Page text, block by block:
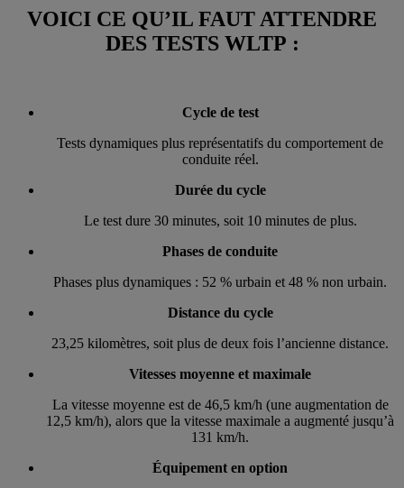
VOICI CE QU’IL FAUT ATTENDRE
DES TESTS WLTP :
Cycle de test
Tests dynamiques plus représentatifs du comportement de
conduite réel.
Durée du cycle
Le test dure 30 minutes, soit 10 minutes de plus.
Phases de conduite
Phases plus dynamiques : 52 % urbain et 48 % non urbain.
Distance du cycle
23,25 kilomètres, soit plus de deux fois l’ancienne distance.
Vitesses moyenne et maximale
La vitesse moyenne est de 46,5 km/h (une augmentation de
12,5 km/h), alors que la vitesse maximale a augmenté jusqu’à
131 km/h.
Équipement en option